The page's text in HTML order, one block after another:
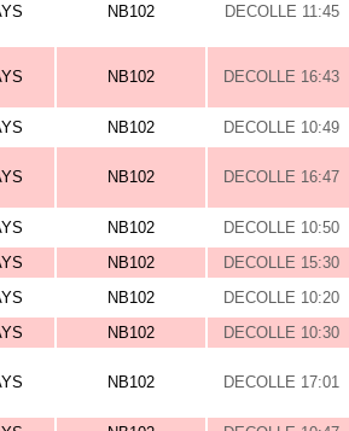
NB102 DECOLLE 11:45
NB102 DECOLLE 16:43
NB102 DECOLLE 10:49
NB102 DECOLLE 16:47
NB102 DECOLLE 10:50
NB102 DECOLLE 15:30
NB102 DECOLLE 10:20
NB102 DECOLLE 10:30
NB102 DECOLLE 17:01